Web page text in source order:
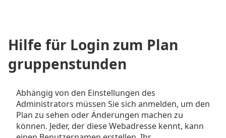
Hilfe für Login zum Plan
gruppenstunden
Abhängig von den Einstellungen des
Administrators müssen Sie sich anmelden, um den
Plan zu sehen oder Änderungen machen zu
können. Jeder, der diese Webadresse kennt, kann